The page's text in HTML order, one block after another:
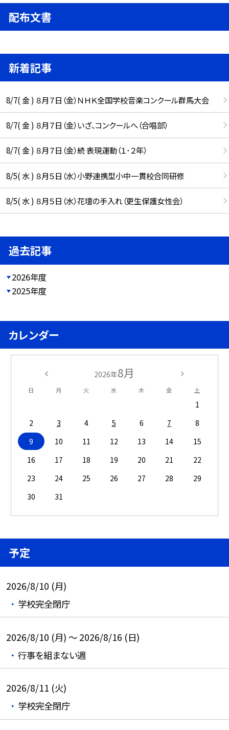
配布文書
新着記事
8/7( 金 ) ８月７日（金）ＮＨＫ全国学校音楽コンクール群馬大会
8/7( 金 ) ８月７日（金）いざ、コンクールへ（合唱部）
8/7( 金 ) ８月７日（金）続 表現運動（１･２年）
8/5( 水 ) ８月５日（水）小野連携型小中一貫校合同研修
8/5( 水 ) ８月５日（水）花壇の手入れ（更生保護女性会）
過去記事
2026年度
2025年度
カレンダー
2026年8月
日 月 火 水 木 金 土
1
2
3 4 5 6 7
8
9
10 11 12 13 14
15
16
17 18 19 20 21
22
23
24 25 26 27 28
29
30
31
予定
2026/8/10 (月)
学校完全閉庁
2026/8/10 (月) ～ 2026/8/16 (日)
行事を組まない週
2026/8/11 (火)
学校完全閉庁